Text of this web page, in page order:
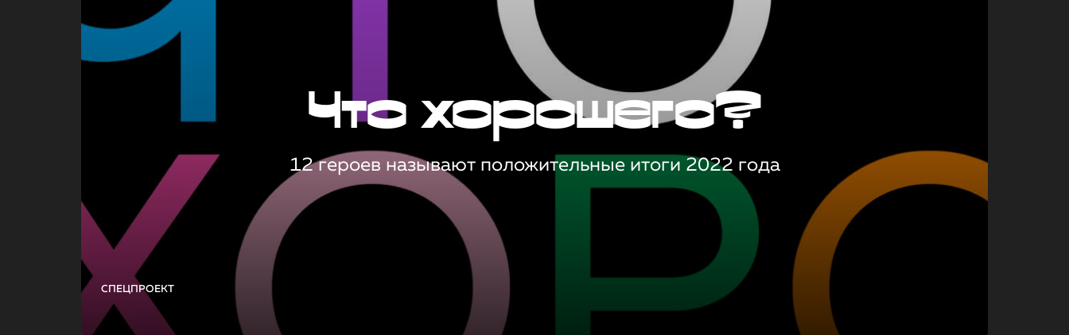
СПЕЦПРОЕКТ
Что хорошего?
12 героев называют положительные итоги 2022 года